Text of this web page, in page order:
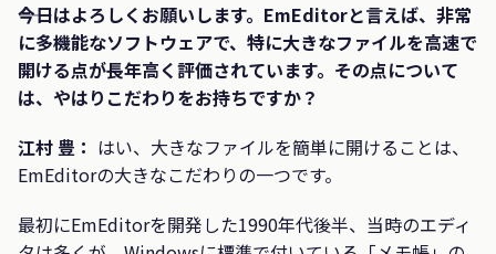
――今日はよろしくお願いします。EmEditorと言えば、非常
に多機能なソフトウェアで、特に大きなファイルを高速で
開ける点が長年高く評価されています。その点について
は、やはりこだわりをお持ちですか？
江村 豊： はい、大きなファイルを簡単に開けることは、
EmEditorの大きなこだわりの一つです。
最初にEmEditorを開発した1990年代後半、当時のエディ